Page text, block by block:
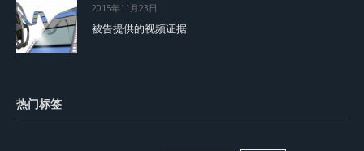
2015年11月23日
被告提供的视频证据
热门标签